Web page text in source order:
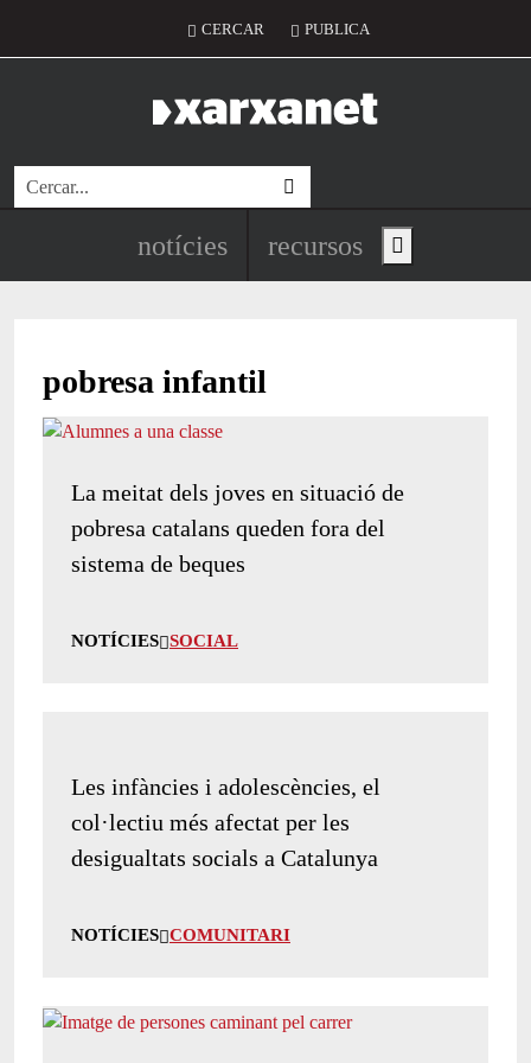
Menú del compte d'usuari
CERCAR PUBLICA
Cerca
Navegació principal de
notícies recursos Show main menu
pobresa infantil
La meitat dels joves en situació de
pobresa catalans queden fora del
sistema de beques
NOTÍCIES SOCIAL
Les infàncies i adolescències, el
col·lectiu més afectat per les
desigualtats socials a Catalunya
NOTÍCIES COMUNITARI